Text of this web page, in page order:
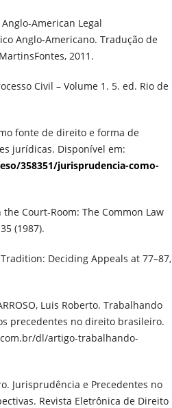
American Legal
Anglo-Americano. Tradução de
2011.
Civil – Volume 1. 5. ed. Rio de
fonte de direito e forma de
jurídicas. Disponível em:
358351/jurisprudencia-como-
Court-Room: The Common Law
(1987).
Tradition: Deciding Appeals at 77–87,
Luis Roberto. Trabalhando
precedentes no direito brasileiro.
dl/artigo-trabalhando-
Jurisprudência e Precedentes no
Revista Eletrônica de Direito